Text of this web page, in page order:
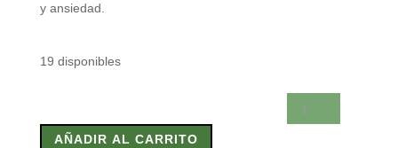
y ansiedad.
19 disponibles
SBEL
AÑADIR AL CARRITO